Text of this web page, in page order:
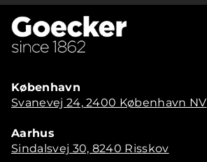
København
Svanevej 24, 2400 København NV
Aarhus
Sindalsvej 30, 8240 Risskov